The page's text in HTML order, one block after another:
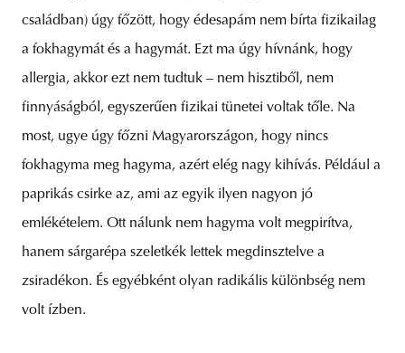
családban) úgy főzött, hogy édesapám nem bírta fizikailag
a fokhagymát és a hagymát. Ezt ma úgy hívnánk, hogy
allergia, akkor ezt nem tudtuk – nem hisztiből, nem
finnyáságból, egyszerűen fizikai tünetei voltak tőle. Na
most, ugye úgy főzni Magyarországon, hogy nincs
fokhagyma meg hagyma, azért elég nagy kihívás. Például a
paprikás csirke az, ami az egyik ilyen nagyon jó
emlékételem. Ott nálunk nem hagyma volt megpirítva,
hanem sárgarépa szeletkék lettek megdinsztelve a
zsiradékon. És egyébként olyan radikális különbség nem
volt ízben.